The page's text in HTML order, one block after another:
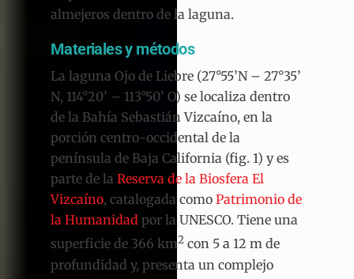
almejeros dentro de la laguna.
Materiales y métodos
La laguna Ojo de Liebre (27°55’N – 27°35’
N, 114°20’ – 113°50’ O) se localiza dentro
de la Bahía Sebastián Vizcaíno, en la
porción centro-occidental de la
península de Baja California (fig. 1) y es
parte de la Reserva de la Biosfera El
Vizcaíno, catalogada como Patrimonio de
la Humanidad por la UNESCO. Tiene una
superficie de 366 km2 con 5 a 12 m de
profundidad y, presenta un complejo